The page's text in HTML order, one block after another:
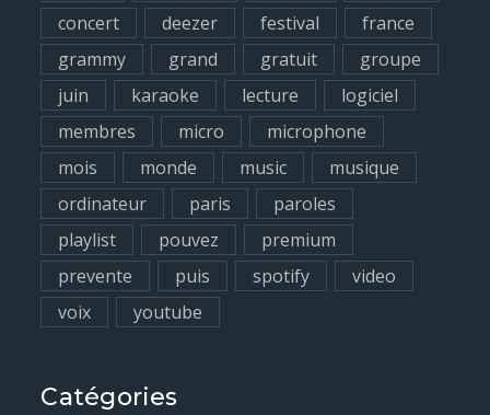
concert
deezer festival
france
grammy
grand gratuit
groupe
juin
karaoke lecture
logiciel
membres
micro
microphone
mois
monde music
musique
ordinateur
paris
paroles
playlist
pouvez
premium
prevente
puis spotify
video
voix
youtube
Catégories